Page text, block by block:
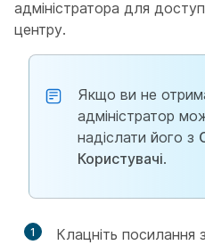
адміністратора для
центру.
Якщо ви не
адміністратор
надіслати його з
Користувачі.
1
Клацніть посилання